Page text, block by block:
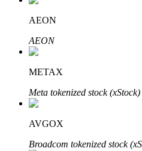
Bitrue Partners
AEON
AEON
METAX
Meta tokenized stock (xStock)
AVGOX
Broadcom tokenized stock